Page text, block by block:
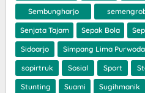
Sembungharjo
Senjata Tajam Sepak Bola
Sidoarjo Simpang Lima
sopirtruk Sosial Sport
Stunting Suami Sugihmanik